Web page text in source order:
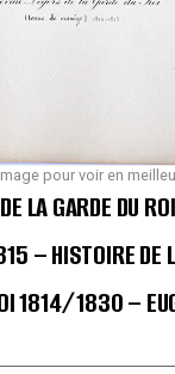
pour voir en
LA GARDE DU
– HISTOIRE DE
1814/1830 –